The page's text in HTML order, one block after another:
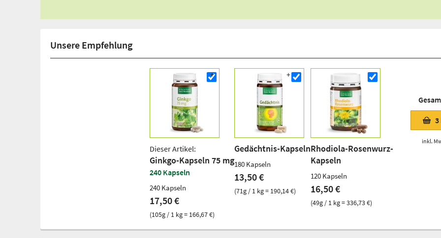
Unsere Empfehlung
Dieser Artikel:
Ginkgo-Kapseln 75 mg
240 Kapseln
240 Kapseln
17,50 €
(105g / 1 kg = 166,67 €)
Gedächtnis-Kapseln
180 Kapseln
13,50 €
(71g / 1 kg = 190,14 €)
Rhodiola-Rosenwurz-
Kapseln
120 Kapseln
16,50 €
(49g / 1 kg = 336,73 €)
3
inkl.